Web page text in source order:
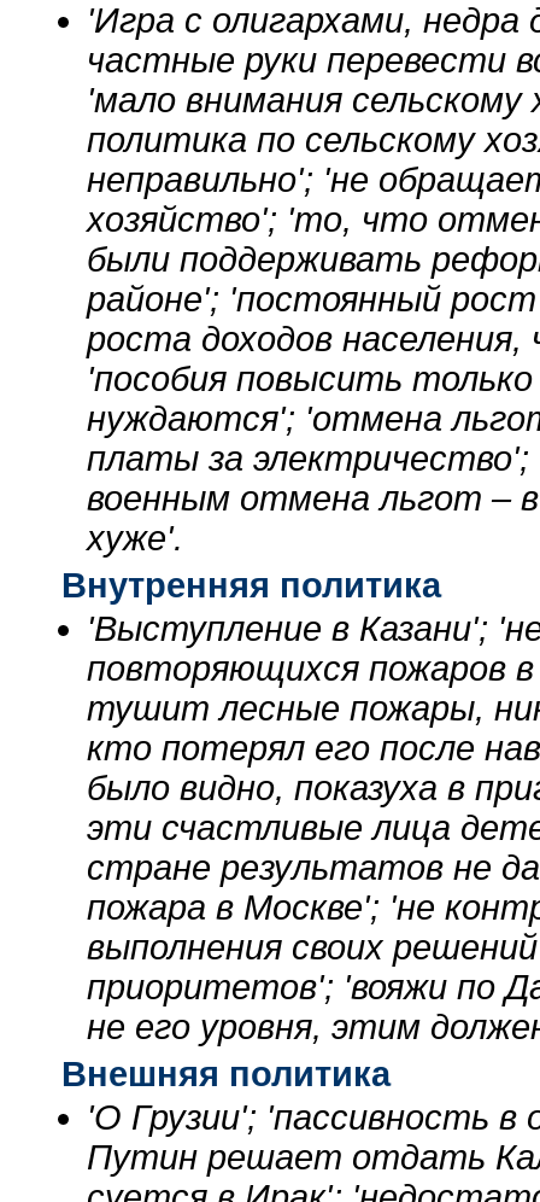
'Игра с олигархами,
частные руки перевести
'мало внимания сельскому
политика по сельскому
неправильно'; 'не
хозяйство'; 'то, что
были поддерживать
районе'; 'постоянный
роста доходов
'пособия повысить
нуждаются'; 'отмена
платы за
военным отмена льгот –
хуже'.
Внутренняя политика
'Выступление в Казани';
повторяющихся пожаров
тушит лесные пожары,
кто потерял его после
было видно, показуха в
эти счастливые лица
стране результатов не
пожара в Москве'; 'не
выполнения своих
приоритетов'; 'вояжи по
не его уровня, этим
Внешняя политика
'О Грузии'; 'пассивность
Путин решает отдать